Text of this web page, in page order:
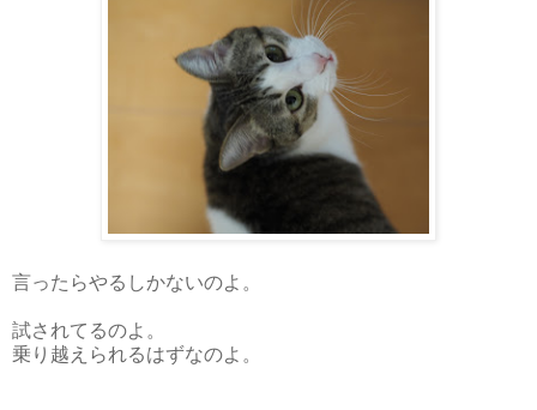
言ったらやるしかないのよ。
試されてるのよ。
乗り越えられるはずなのよ。